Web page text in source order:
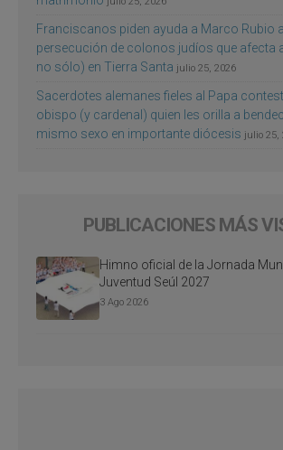
Franciscanos piden ayuda a Marco Rubio
persecución de colonos judíos que afecta
no sólo) en Tierra Santa julio 25, 2026
Sacerdotes alemanes fieles al Papa
obispo (y cardenal) quien les orilla a
mismo sexo en importante diócesis julio 25,
PUBLICACIONES MÁS
Himno oficial de la Jornada
Juventud Seúl 2027
3 Ago 2026